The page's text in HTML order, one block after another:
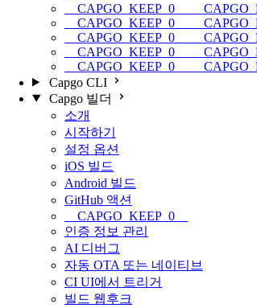
__CAPGO_KEEP_0__
__CAPGO_KEEP_0__
__CAPGO_KEEP_0__
__CAPGO_KEEP_0__
__CAPGO_KEEP_0__
Capgo CLI
Capgo 빌더
소개
시작하기
설정 옵션
iOS 빌드
Android 빌드
GitHub 액션
__CAPGO_KEEP_0__
인증 정보 관리
AI 디버그
자동 OTA 또는 네이티브
CI UI에서 트리거
빌드 웹후크